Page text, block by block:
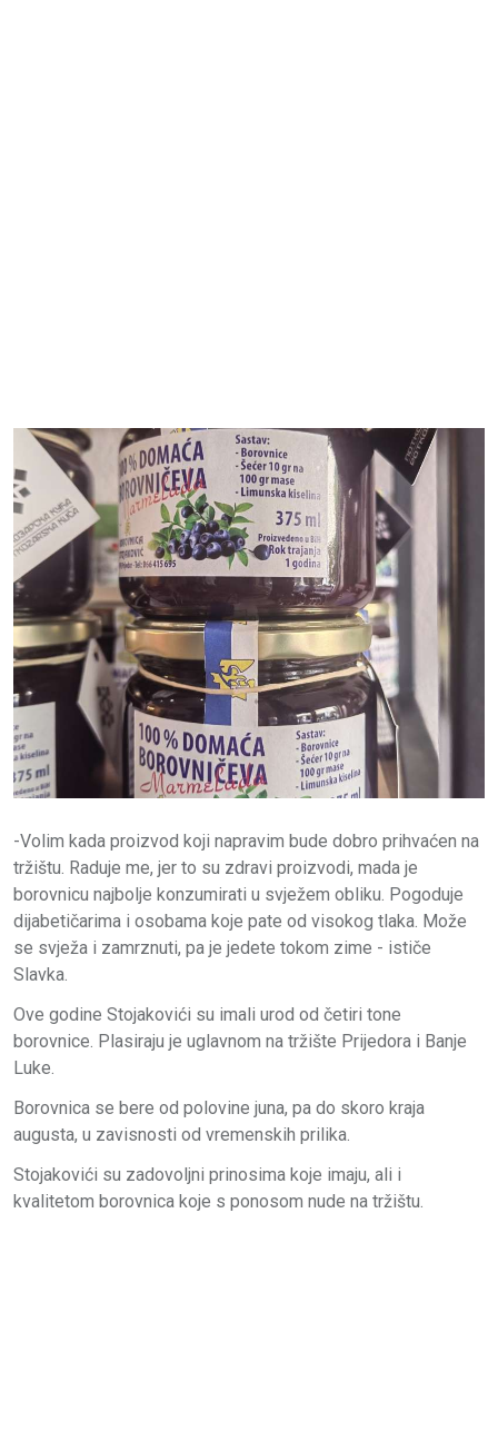
-Volim kada proizvod koji napravim bude dobro prihvaćen na
tržištu. Raduje me, jer to su zdravi proizvodi, mada je
borovnicu najbolje konzumirati u svježem obliku. Pogoduje
dijabetičarima i osobama koje pate od visokog tlaka. Može
se svježa i zamrznuti, pa je jedete tokom zime - ističe
Slavka.
Ove godine Stojakovići su imali urod od četiri tone
borovnice. Plasiraju je uglavnom na tržište Prijedora i Banje
Luke.
Borovnica se bere od polovine juna, pa do skoro kraja
augusta, u zavisnosti od vremenskih prilika.
Stojakovići su zadovoljni prinosima koje imaju, ali i
kvalitetom borovnica koje s ponosom nude na tržištu.